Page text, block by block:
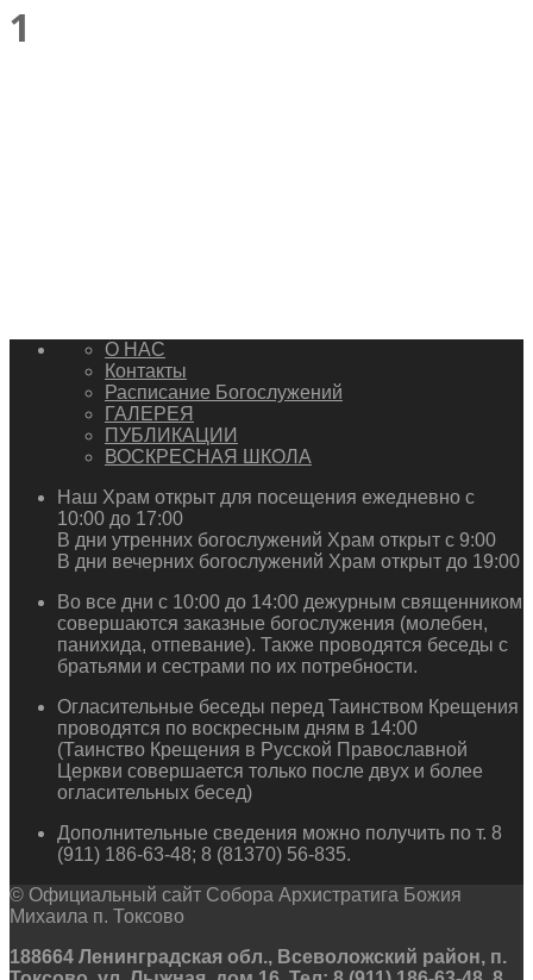
1
О НАС
Контакты
Расписание Богослужений
ГАЛЕРЕЯ
ПУБЛИКАЦИИ
ВОСКРЕСНАЯ ШКОЛА
Наш Храм открыт для посещения ежедневно с
10:00 до 17:00
В дни утренних богослужений Храм открыт с 9:00
В дни вечерних богослужений Храм открыт до 19:00
Во все дни с 10:00 до 14:00 дежурным священником
совершаются заказные богослужения (молебен,
панихида, отпевание). Также проводятся беседы с
братьями и сестрами по их потребности.
Огласительные беседы перед Таинством Крещения
проводятся по воскресным дням в 14:00
(Таинство Крещения в Русской Православной
Церкви совершается только после двух и более
огласительных бесед)
Дополнительные сведения можно получить по т. 8
(911) 186-63-48; 8 (81370) 56-835.
© Официальный сайт Собора Архистратига Божия
Михаила п. Токсово
188664 Ленинградская обл., Всеволожский район, п.